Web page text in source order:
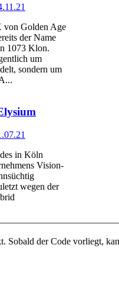
von Golden Age
der Name
1073 Klon.
um
sondern um
in Köln
Vision-
wegen der
der Code vorliegt,